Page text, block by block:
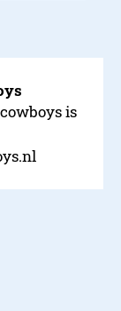
is